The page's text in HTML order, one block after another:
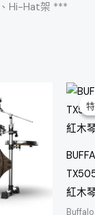
Hi-Hat架 ***
紅木